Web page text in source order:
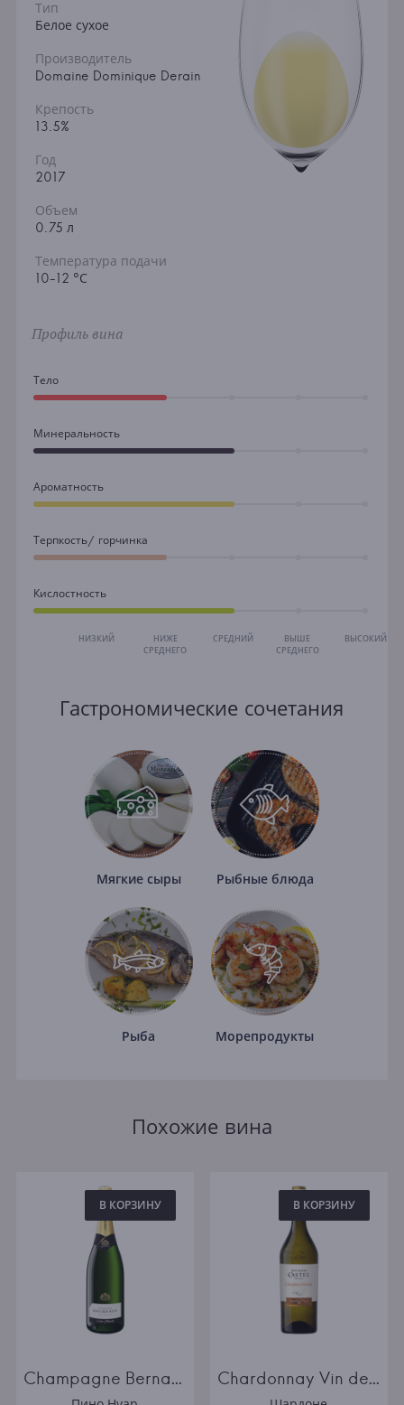
Тип
Белое сухое
Производитель
Domaine Dominique Derain
Крепость
13.5%
Год
2017
Объем
0.75 л
Температура подачи
10-12 °С
Профиль вина
Тело
Минеральность
Ароматность
Терпкость/ горчинка
Кислостность
НИЗКИЙ
НИЖЕ
СРЕДНЕГО
СРЕДНИЙ
ВЫШЕ
СРЕДНЕГО
ВЫСОКИЙ
Гастрономические сочетания
Мягкие сыры Рыбные блюда
Рыба Морепродукты
Похожие вина
В КОРЗИНУ
Champagne Bernard Remy Carte Blanche brut
В КОРЗИНУ
Chardonnay Vin de France Maison Castel